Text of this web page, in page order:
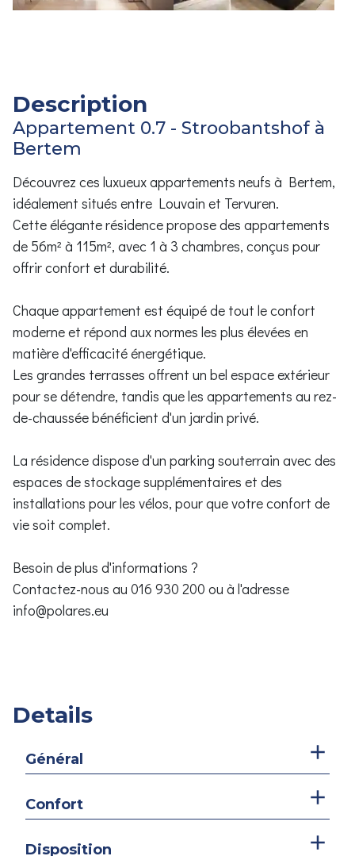
Description
Appartement 0.7 - Stroobantshof à
Bertem
Découvrez ces luxueux appartements neufs à Bertem,
idéalement situés entre Louvain et Tervuren.
Cette élégante résidence propose des appartements
de 56m² à 115m², avec 1 à 3 chambres, conçus pour
offrir confort et durabilité.
Chaque appartement est équipé de tout le confort
moderne et répond aux normes les plus élevées en
matière d'efficacité énergétique.
Les grandes terrasses offrent un bel espace extérieur
pour se détendre, tandis que les appartements au rez-
de-chaussée bénéficient d'un jardin privé.
La résidence dispose d'un parking souterrain avec des
espaces de stockage supplémentaires et des
installations pour les vélos, pour que votre confort de
vie soit complet.
Besoin de plus d'informations ?
Contactez-nous au 016 930 200 ou à l'adresse
info@polares.eu
Details
Général
Confort
Disposition